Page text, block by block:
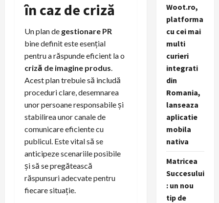
în caz de criză
Un plan de gestionare PR
bine definit este esențial
pentru a răspunde eficient la o
criză de imagine produs.
Acest plan trebuie să includă
proceduri clare, desemnarea
unor persoane responsabile și
stabilirea unor canale de
comunicare eficiente cu
publicul. Este vital să se
anticipeze scenariile posibile
și să se pregătească
răspunsuri adecvate pentru
fiecare situație.
Woot.ro,
platforma
cu cei mai
multi
curieri
integrati
din
Romania,
lanseaza
aplicatie
mobila
nativa
Matricea
Succesului
: un nou
tip de